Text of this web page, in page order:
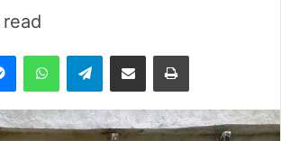
MessengerWhatsAppTelegramShare via Email Print